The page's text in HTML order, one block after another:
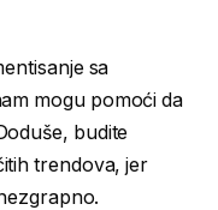
sa
mogu pomoći da
budite
trendova, jer